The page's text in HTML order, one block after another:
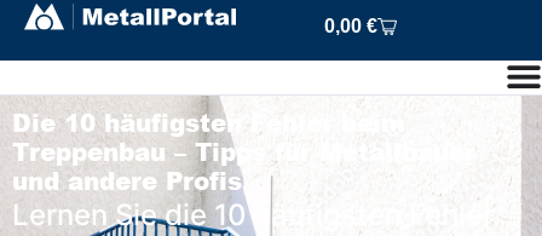
0,00 €
Die 10 häufigsten Fehler beim
Treppenbau – Tipps für Metallbauer
und andere Profis
Lernen Sie die 10 häufigsten Fehler